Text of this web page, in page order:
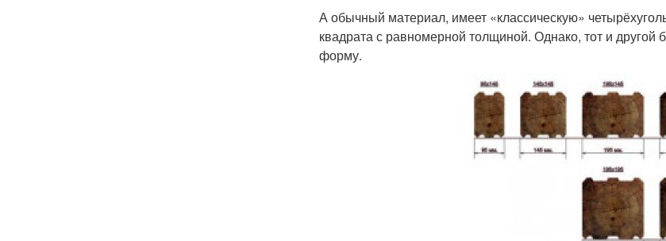
А обычный материал, имеет «классическую»
квадрата с равномерной толщиной. Однако, тот и
форму.